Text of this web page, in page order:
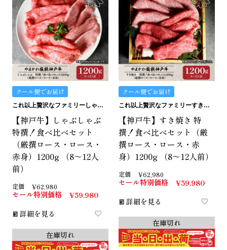
クール便でお届け
これ以上贅沢なファミリーしゃぶしゃぶはありません。
【神戸牛】しゃぶしゃぶ
特撰！食べ比べセット
（厳撰ロース・ロース・
赤身）1200g （8～12人
前）
定価 ¥62,980
セール特別価格 ¥59,980
詳細を見る
在庫切れ
クール便でお届け
これ以上贅沢なファミリーすき焼きはありません。
【神戸牛】すき焼き 特
撰！食べ比べセット（厳
撰ロース・ロース・赤
身）1200g （8～12人前）
定価 ¥62,980
セール特別価格 ¥59,980
詳細を見る
在庫切れ